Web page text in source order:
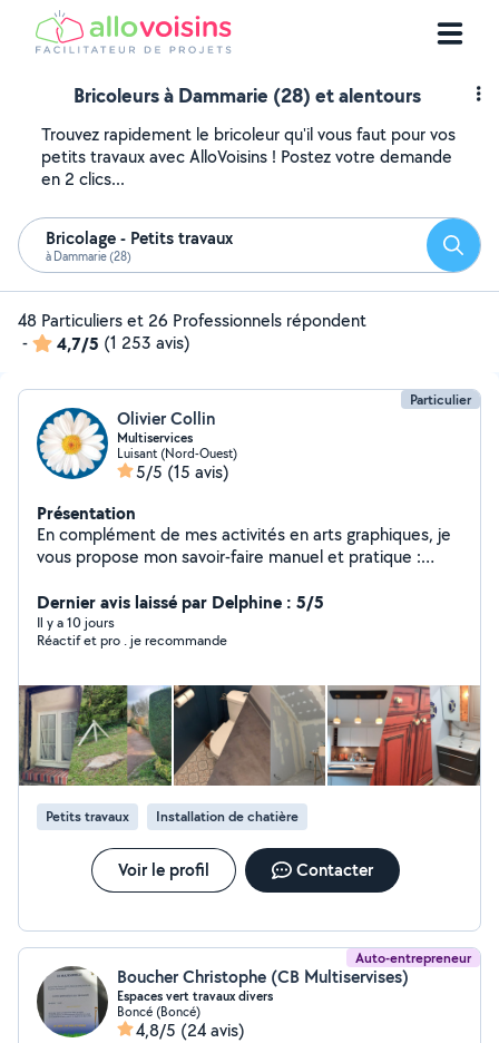
Bricoleurs à Dammarie (28) et alentours
Trouvez rapidement le bricoleur qu'il vous faut pour vos
petits travaux avec AlloVoisins ! Postez votre demande
en 2 clics...
Bricolage - Petits travaux
à Dammarie (28)
48 Particuliers et 26 Professionnels répondent
-
4,7/5 (1 253 avis)
Particulier
Olivier Collin
Multiservices
Luisant (Nord-Ouest)
5/5 (15 avis)
Présentation
En complément de mes activités en arts graphiques, je
vous propose mon savoir-faire manuel et pratique :
tapisserie, maçonnerie, etc. Rénovation, pose
revêtement sol, etc. Réparation, remise en état,
installation petits appareils (luminaires, appliques,
Entretien jardin (manuel). Aide complémentaire à tous
types de travaux.
Dernier avis laissé par Delphine : 5/5
Il y a 10 jours
Réactif et pro . je recommande
Petits travaux Installation de chatière
Voir le profil Contacter
Auto-entrepreneur
Boucher Christophe (CB Multiservises)
Espaces vert travaux divers
Boncé (Boncé)
4,8/5 (24 avis)